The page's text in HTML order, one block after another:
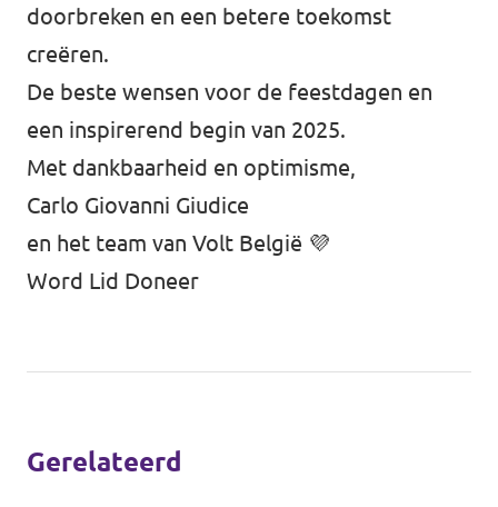
doorbreken en een betere toekomst
creëren.
De beste wensen voor de feestdagen en
een inspirerend begin van 2025.
Met dankbaarheid en optimisme,
Carlo Giovanni Giudice
en het team van Volt België 💜
Word Lid Doneer
Gerelateerd